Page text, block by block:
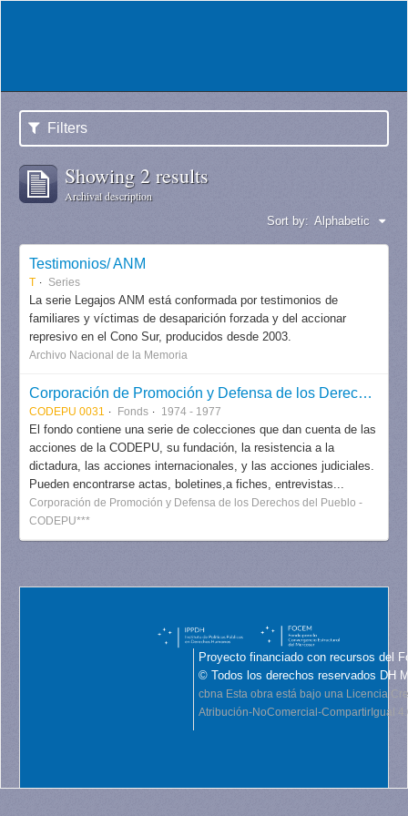
Filters
Showing 2 results
Archival description
Sort by: Alphabetic
Testimonios/ ANM
T Series
La serie Legajos ANM está conformada por testimonios de
familiares y víctimas de desaparición forzada y del accionar
represivo en el Cono Sur, producidos desde 2003.
Archivo Nacional de la Memoria
Corporación de Promoción y Defensa de los Derechos del Pueblo CODEPU
CODEPU 0031 Fonds 1974 - 1977
El fondo contiene una serie de colecciones que dan cuenta de las
acciones de la CODEPU, su fundación, la resistencia a la
dictadura, las acciones internacionales, y las acciones judiciales.
Pueden encontrarse actas, boletines,a fiches, entrevistas...
Corporación de Promoción y Defensa de los Derechos del Pueblo -
CODEPU***
Proyecto financiado con recursos del
© Todos los derechos reservados DH
cbna Esta obra está bajo una Licencia
Atribución-NoComercial-CompartirIgual